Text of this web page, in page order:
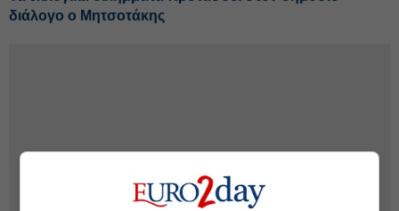
διάλογο ο Μητσοτάκης